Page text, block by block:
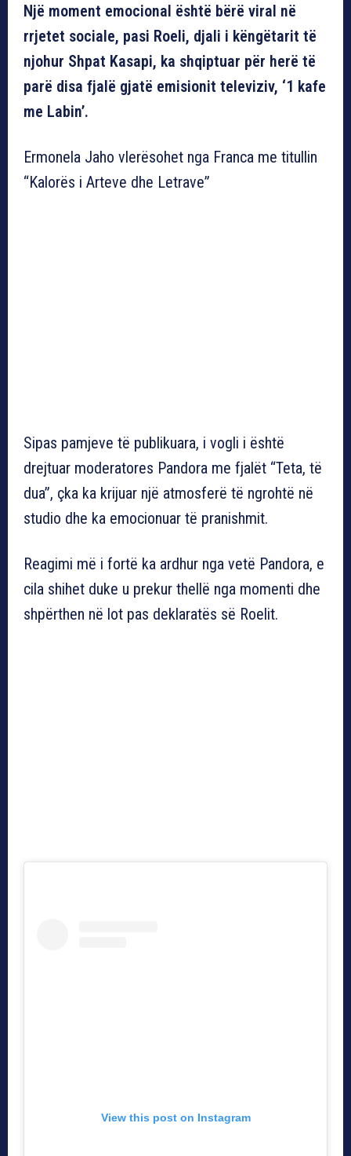
Një moment emocional është bërë viral në
rrjetet sociale, pasi Roeli, djali i këngëtarit të
njohur Shpat Kasapi, ka shqiptuar për herë të
parë disa fjalë gjatë emisionit televiziv, ‘1 kafe
me Labin’.
Ermonela Jaho vlerësohet nga Franca me titullin
“Kalorës i Arteve dhe Letrave”
Sipas pamjeve të publikuara, i vogli i është
drejtuar moderatores Pandora me fjalët “Teta, të
dua”, çka ka krijuar një atmosferë të ngrohtë në
studio dhe ka emocionuar të pranishmit.
Reagimi më i fortë ka ardhur nga vetë Pandora, e
cila shihet duke u prekur thellë nga momenti dhe
shpërthen në lot pas deklaratës së Roelit.
View this post on Instagram